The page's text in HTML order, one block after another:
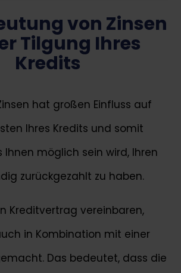
von Zinsen
Tilgung Ihres
Kredits
hat großen Einfluss auf
Ihres Kredits und somit
Ihnen möglich sein wird, Ihren
zurückgezahlt zu haben.
Kreditvertrag vereinbaren,
in Kombination mit einer
Das bedeutet, dass die